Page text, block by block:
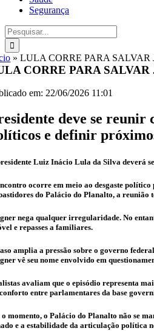
Segurança
Buscar
resultados
para:
»LULA CORRE PARA SALVAR
CORRE PARA SALVAR
em: 22/06/2026 11:01
deve se reunir
e definir
Luiz Inácio Lula da Silva deverá
ocorre em meio ao desgaste
do Palácio do Planalto, a reunião
nega qualquer irregularidade. No
e repasses a familiares.
amplia a pressão sobre o governo
vê seu nome envolvido em
avaliam que o episódio representa
entre parlamentares da base
o momento, o Palácio do Planalto não se
e a estabilidade da articulação política